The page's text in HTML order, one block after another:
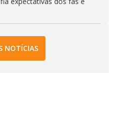
NOTÍCIAS